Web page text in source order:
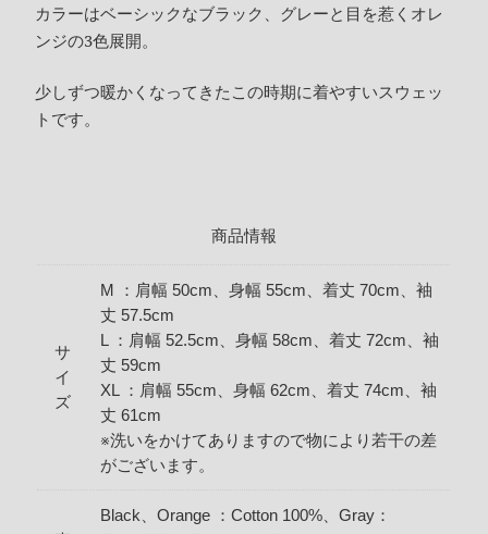
カラーはベーシックなブラック、グレーと目を惹くオレ
ンジの3色展開。
少しずつ暖かくなってきたこの時期に着やすいスウェッ
トです。
商品情報
サ
イ
ズ
M ：肩幅 50cm、身幅 55cm、着丈 70cm、袖
丈 57.5cm
L ：肩幅 52.5cm、身幅 58cm、着丈 72cm、袖
丈 59cm
XL ：肩幅 55cm、身幅 62cm、着丈 74cm、袖
丈 61cm
※洗いをかけてありますので物により若干の差
がございます。
Black、Orange ：Cotton 100%、Gray：